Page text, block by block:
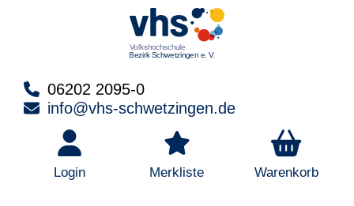
06202 2095-0
info@vhs-schwetzingen.de
Login Merkliste Warenkorb